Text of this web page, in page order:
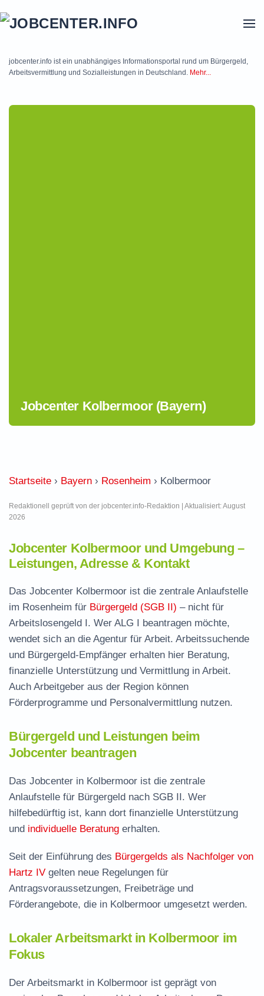
jobcenter.info ist ein unabhängiges Informationsportal rund um Bürgergeld,
Arbeitsvermittlung und Sozialleistungen in Deutschland. Mehr...
Jobcenter Kolbermoor (Bayern)
Startseite › Bayern › Rosenheim › Kolbermoor
Redaktionell geprüft von der jobcenter.info-Redaktion | Aktualisiert: August
2026
Jobcenter Kolbermoor und Umgebung –
Leistungen, Adresse & Kontakt
Das Jobcenter Kolbermoor ist die zentrale Anlaufstelle
im Rosenheim für Bürgergeld (SGB II) – nicht für
Arbeitslosengeld I. Wer ALG I beantragen möchte,
wendet sich an die Agentur für Arbeit. Arbeitssuchende
und Bürgergeld-Empfänger erhalten hier Beratung,
finanzielle Unterstützung und Vermittlung in Arbeit.
Auch Arbeitgeber aus der Region können
Förderprogramme und Personalvermittlung nutzen.
Bürgergeld und Leistungen beim
Jobcenter beantragen
Das Jobcenter in Kolbermoor ist die zentrale
Anlaufstelle für Bürgergeld nach SGB II. Wer
hilfebedürftig ist, kann dort finanzielle Unterstützung
und individuelle Beratung erhalten.
Seit der Einführung des Bürgergelds als Nachfolger von
Hartz IV gelten neue Regelungen für
Antragsvoraussetzungen, Freibeträge und
Förderangebote, die in Kolbermoor umgesetzt werden.
Lokaler Arbeitsmarkt in Kolbermoor im
Fokus
Der Arbeitsmarkt in Kolbermoor ist geprägt von